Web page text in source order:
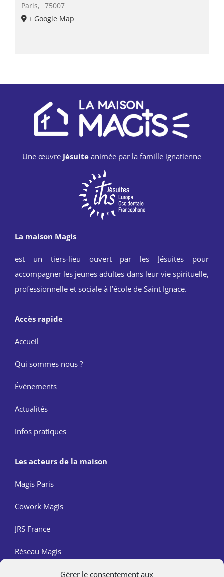
Gérer le consentement aux
Paris, 75007
+ Google Map
Une œuvre Jésuite animée par la famille ignatienne
La maison Magis
est un tiers-lieu ouvert par les Jésuites pour
accompagner les jeunes adultes dans leur vie spirituelle,
professionnelle et sociale à l’école de Saint Ignace.
Accès rapide
Accueil
Qui sommes nous ?
Événements
Actualités
Infos pratiques
Les acteurs de la maison
Magis Paris
Cowork Magis
JRS France
Réseau Magis